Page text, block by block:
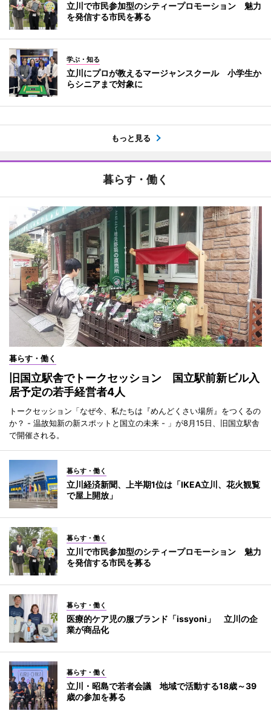
立川で市民参加型のシティープロモーション 魅力
を発信する市民を募る
学ぶ・知る
立川にプロが教えるマージャンスクール 小学生か
らシニアまで対象に
もっと見る
暮らす・働く
暮らす・働く
旧国立駅舎でトークセッション 国立駅前新ビル入
居予定の若手経営者4人
トークセッション「なぜ今、私たちは『めんどくさい場所』をつくるの
か？ - 温故知新の新スポットと国立の未来 - 」が8月15日、旧国立駅舎
で開催される。
暮らす・働く
立川経済新聞、上半期1位は「IKEA立川、花火観覧
で屋上開放」
暮らす・働く
立川で市民参加型のシティープロモーション 魅力
を発信する市民を募る
暮らす・働く
医療的ケア児の服ブランド「issyoni」 立川の企
業が商品化
暮らす・働く
立川・昭島で若者会議 地域で活動する18歳～39
歳の参加を募る